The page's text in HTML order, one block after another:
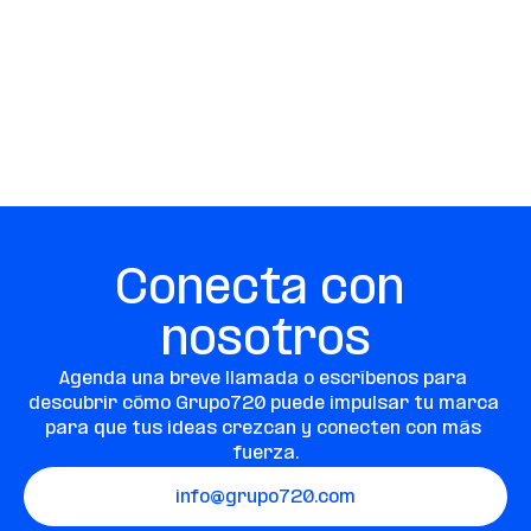
Conecta con
nosotros
Agenda una breve llamada o escríbenos para
descubrir cómo Grupo720 puede impulsar tu marca
para que tus ideas crezcan y conecten con más
fuerza.
info@grupo720.com